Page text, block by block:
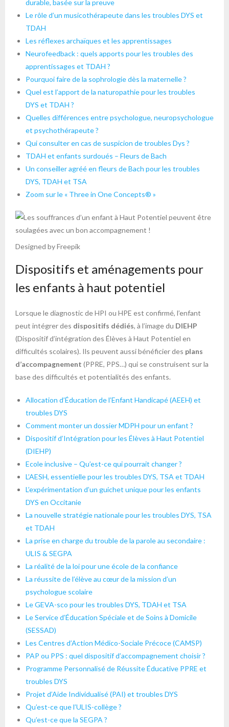
durable, basée sur la preuve
Le rôle d’un musicothérapeute dans les troubles DYS et
TDAH
Les réflexes archaïques et les apprentissages
Neurofeedback : quels apports pour les troubles des
apprentissages et TDAH ?
Pourquoi faire de la sophrologie dès la maternelle ?
Quel est l’apport de la naturopathie pour les troubles
DYS et TDAH ?
Quelles différences entre psychologue, neuropsychologue
et psychothérapeute ?
Qui consulter en cas de suspicion de troubles Dys ?
TDAH et enfants surdoués – Fleurs de Bach
Un conseiller agréé en fleurs de Bach pour les troubles
DYS, TDAH et TSA
Zoom sur le « Three in One Concepts® »
Designed by Freepik
Dispositifs et aménagements pour
les enfants à haut potentiel
Lorsque le diagnostic de HPI ou HPE est confirmé, l’enfant
peut intégrer des dispositifs dédiés, à l’image du DIEHP
(Dispositif d’intégration des Élèves à Haut Potentiel en
difficultés scolaires). Ils peuvent aussi bénéficier des plans
d’accompagnement (PPRE, PPS…) qui se construisent sur la
base des difficultés et potentialités des enfants.
Allocation d’Éducation de l’Enfant Handicapé (AEEH) et
troubles DYS
Comment monter un dossier MDPH pour un enfant ?
Dispositif d’Intégration pour les Élèves à Haut Potentiel
(DIEHP)
Ecole inclusive – Qu’est-ce qui pourrait changer ?
L’AESH, essentielle pour les troubles DYS, TSA et TDAH
L’expérimentation d’un guichet unique pour les enfants
DYS en Occitanie
La nouvelle stratégie nationale pour les troubles DYS, TSA
et TDAH
La prise en charge du trouble de la parole au secondaire :
ULIS & SEGPA
La réalité de la loi pour une école de la confiance
La réussite de l’élève au cœur de la mission d’un
psychologue scolaire
Le GEVA-sco pour les troubles DYS, TDAH et TSA
Le Service d’Éducation Spéciale et de Soins à Domicile
(SESSAD)
Les Centres d’Action Médico-Sociale Précoce (CAMSP)
PAP ou PPS : quel dispositif d’accompagnement choisir ?
Programme Personnalisé de Réussite Éducative PPRE et
troubles DYS
Projet d’Aide Individualisé (PAI) et troubles DYS
Qu’est-ce que l’ULIS-collège ?
Qu’est-ce que la SEGPA ?